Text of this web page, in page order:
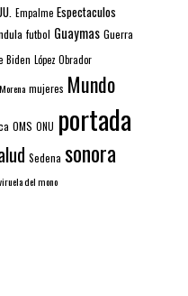
Empalme Espectaculos
futbol Guaymas Guerra
Biden López Obrador
Morena mujeres Mundo
OMS ONU portada
Sedena sonora
del mono